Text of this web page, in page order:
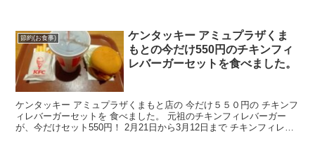
節約(お食事)
ケンタッキー アミュプラザくま
もとの今だけ550円のチキンフィ
レバーガーセットを食べました。
ケンタッキー アミュプラザくまもと店の 今だけ５５０円の チキンフ
ィレバーガーセットを 食べました。 元祖のチキンフィレバーガー
が、今だけセット550円！ 2月21日から3月12日まで チキンフィレバ